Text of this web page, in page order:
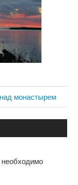
монастырем